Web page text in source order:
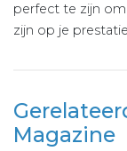
perfect te zijn
zijn op je
Magazine